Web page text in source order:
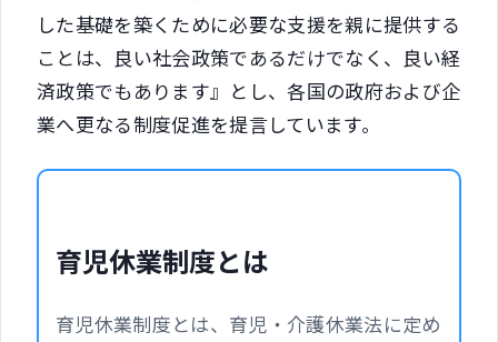
した基礎を築くために必要な支援を親に提供する
ことは、良い社会政策であるだけでなく、良い経
済政策でもあります』とし、各国の政府および企
業へ更なる制度促進を提言しています。
育児休業制度とは
育児休業制度とは、育児・介護休業法に定め